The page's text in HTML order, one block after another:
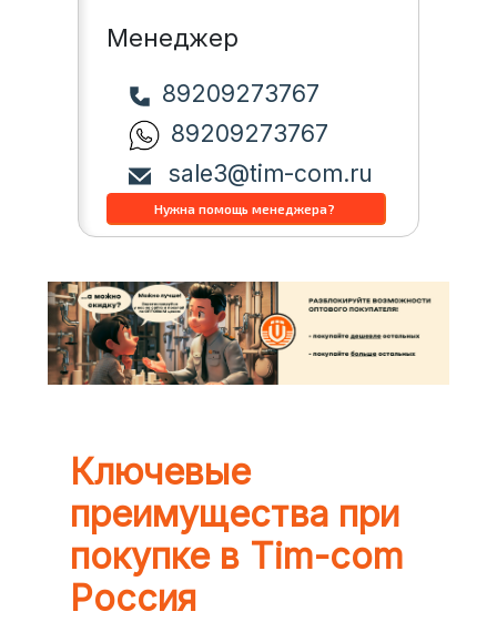
Менеджер
89209273767
89209273767
sale3@tim-com.ru
Ключевые
преимущества при
покупке в Tim-com
Россия